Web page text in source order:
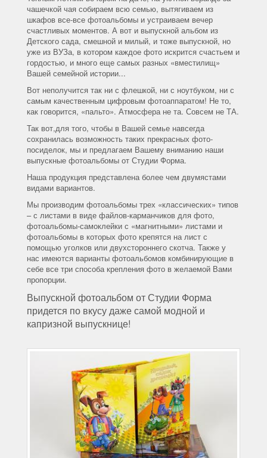
чашечкой чая собираем всю семью, вытягиваем из
шкафов все-все фотоальбомы и устраиваем вечер
счастливых моментов. А вот и выпускной альбом из
Детского сада, смешной и милый, и тоже выпускной, но
уже из ВУЗа, в котором каждое фото искрится счастьем и
гордостью, и много еще самых разных «вместилищ»
Вашей семейной истории...
Вот неполучится так ни с флешкой, ни с ноутбуком, ни с
самым качественным цифровым фотоаппаратом! Не то,
как говорится, «пальто». Атмосфера не та. Совсем не ТА.
Так вот,для того, чтобы в Вашей семье навсегда
сохранилась возможность таких прекрасных фото-
посиделок, мы и предлагаем Вашему вниманию наши
выпускные фотоальбомы от Студии Форма.
Наша продукция представлена более чем двумястами
видами вариантов.
Мы производим фотоальбомы трех «классических» типов
– с листами в виде файлов-карманчиков для фото,
фотоальбомы-самоклейки с «магнитными» листами и
фотоальбомы в которых фото крепятся на лист с
помощью уголков или двухстороннего скотча. Также у
нас имеются варианты фотоальбомов комбинирующие в
себе все три способа крепления фото в желаемой Вами
пропорции.
Выпускной фотоальбом от Студии Форма
придется по вкусу даже самой модной и
капризной выпускнице!